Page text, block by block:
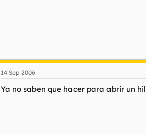
14 Sep 2006
Ya no saben que hacer para abrir un